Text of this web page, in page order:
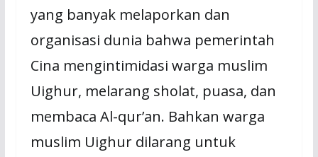
yang banyak melaporkan dan
organisasi dunia bahwa pemerintah
Cina mengintimidasi warga muslim
Uighur, melarang sholat, puasa, dan
membaca Al-qur’an. Bahkan warga
muslim Uighur dilarang untuk